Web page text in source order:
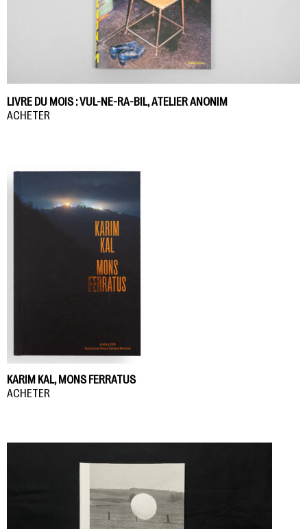
LIVRE DU MOIS : VUL-NE-RA-BIL, ATELIER ANONIM
ACHETER
KARIM KAL, MONS FERRATUS
ACHETER